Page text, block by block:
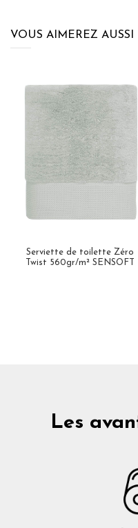
VOUS AIMEREZ AUSSI
Serviette de toilette Zéro
Twist 560gr/m² SENSOFT
Les